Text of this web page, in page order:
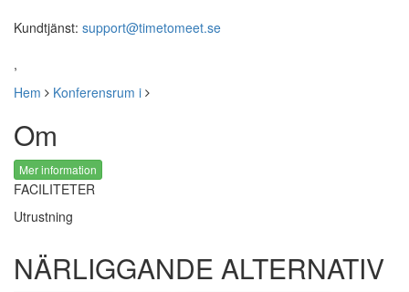
Kundtjänst: support@timetomeet.se
,
Hem
Konferensrum i
Om
Mer information
FACILITETER
Utrustning
NÄRLIGGANDE ALTERNATIV